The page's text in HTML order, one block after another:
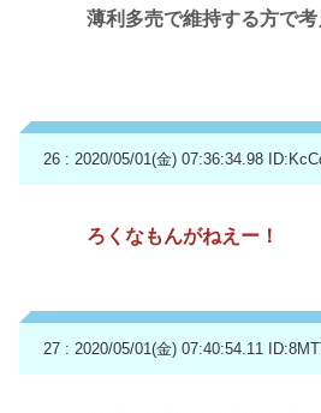
薄利多売で維持する方で考
26 : 2020/05/01(金) 07:36:34.98
ろくなもんがねえー！
27 : 2020/05/01(金) 07:40:54.11